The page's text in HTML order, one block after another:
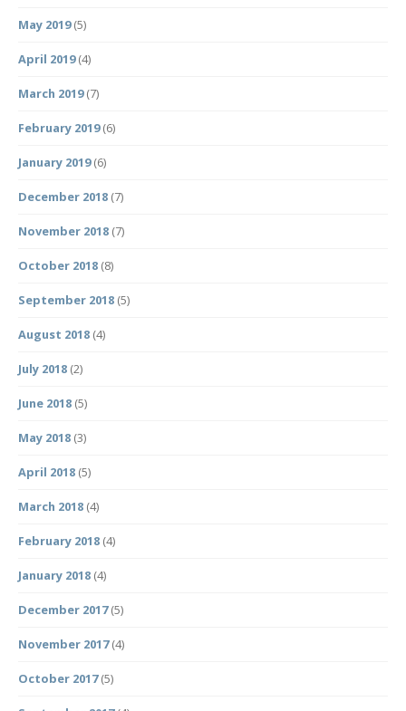
May 2019(5)
April 2019(4)
March 2019(7)
February 2019(6)
January 2019(6)
December 2018 (7)
November 2018 (7)
October 2018 (8)
September 2018 (5)
August 2018 (4)
July 2018 (2)
June 2018 (5)
May 2018 (3)
April 2018 (5)
March 2018 (4)
February 2018 (4)
January 2018 (4)
December 2017(5)
November 2017(4)
October 2017(5)